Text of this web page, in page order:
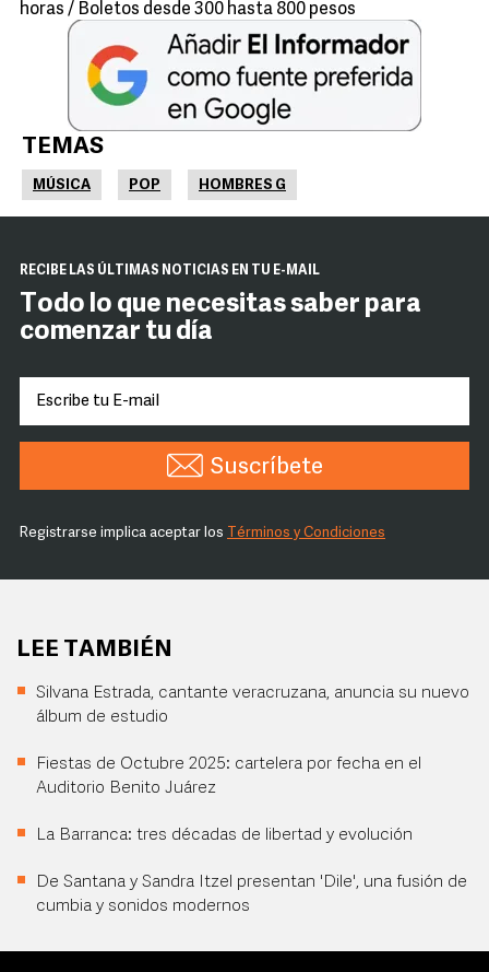
horas / Boletos desde 300 hasta 800 pesos
TEMAS
MÚSICA POP HOMBRES G
RECIBE LAS ÚLTIMAS NOTICIAS EN TU E-MAIL
Todo lo que necesitas saber para
comenzar tu día
Suscríbete
Registrarse implica aceptar los Términos y Condiciones
LEE TAMBIÉN
Silvana Estrada, cantante veracruzana, anuncia su nuevo
álbum de estudio
Fiestas de Octubre 2025: cartelera por fecha en el
Auditorio Benito Juárez
La Barranca: tres décadas de libertad y evolución
De Santana y Sandra Itzel presentan 'Dile', una fusión de
cumbia y sonidos modernos